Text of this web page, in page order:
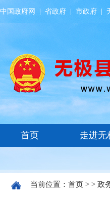
中国政府网 省政府 市政府
当前位置： 首页 > > 政